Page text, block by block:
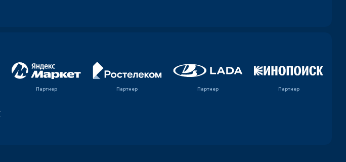
Партнер Партнер Партнер Партнер